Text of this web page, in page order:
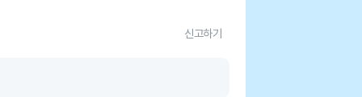
신고하기